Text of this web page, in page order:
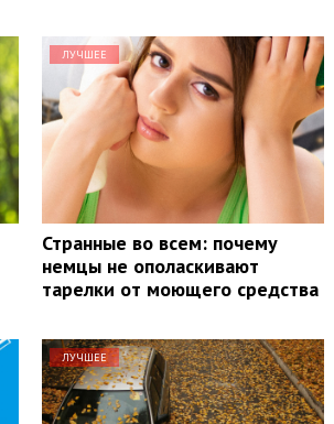
ЛУЧШЕЕ
Странные во всем: почему
немцы не ополаскивают
тарелки от моющего средства
ЛУЧШЕЕ